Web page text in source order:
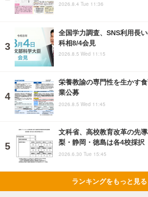
2026.8.4 Tue 11:36
全国学力調査、SNS利用長
科相8/4会見
2026.8.5 Wed 11:15
栄養教諭の専門性を生かす
業公募
2026.8.5 Wed 11:45
文科省、高校教育改革の先
梨・静岡・徳島は各4校採択
2026.6.30 Tue 15:45
ランキングをもっと見る